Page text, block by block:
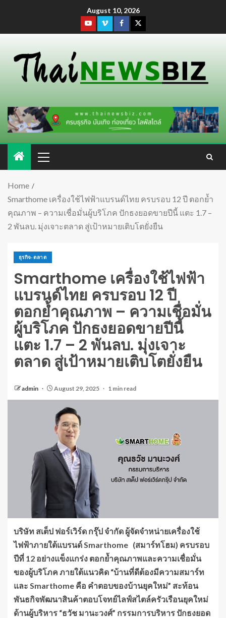
August 10, 2026
Home
Smarthome เครื่องใช้ไฟฟ้าแบรนด์ไทย ครบรอบ 12 ปี ตอกย้ำ
คุณภาพ – ความเชื่อมั่นผู้บริโภค ปักธงยอดขายปีนี้ แตะ 1.7 –
2 พันลบ. มุ่งเจาะตลาด สู่เป้าหมายเติบโตยั่งยืน
ธุรกิจ-ตลาด
Smarthome เครื่องใช้ไฟฟ้า
แบรนด์ไทย ครบรอบ 12 ปี
ตอกย้ำคุณภาพ – ความเชื่อมั่น
ผู้บริโภค ปักธงยอดขายปีนี้
แตะ 1.7 – 2 พันลบ. มุ่งเจาะ
ตลาด สู่เป้าหมายเติบโตยั่งยืน
admin August 29, 2025 1 min read
บริษัท สเต็ป ฟอร์เวิร์ด กรุ๊ป จำกัด ผู้จัดจำหน่ายเครื่องใช้
ไฟฟ้าภายใต้แบรนด์ Smarthome (สมาร์ทโฮม) ครบรอบ
ปีที่ 12 อย่างแข็งแกร่ง ตอกย้ำคุณภาพและความเชื่อมั่น
ของผู้บริโภค ภายใต้แนวคิด “บ้านที่ดีต้องมีความสมาร์ท
และ Smarthome คือ คำตอบของบ้านยุคใหม่” สะท้อน
พันธกิจพัฒนาสินค้าตอบโจทย์ไลฟ์สไตล์ครัวเรือนยุคใหม่
ด้านผู้บริหาร “ธวัช มานะวงศ์” กรรมการบริหาร ปักธงยอด